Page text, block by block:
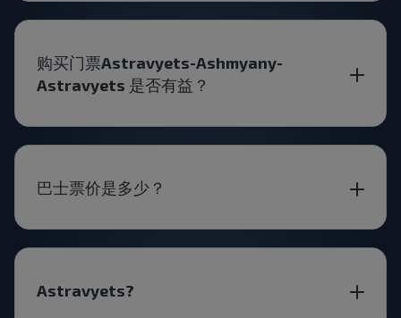
购买门票Astravyets-Ashmyany-
Astravyets 是否有益？
巴士票价是多少？
Astravyets?